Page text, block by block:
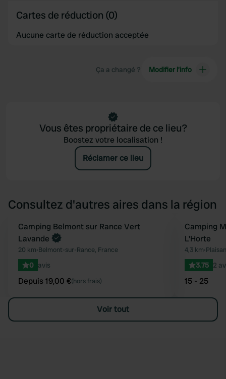
Cartes de réduction (0)
Aucune carte de réduction acceptée
Ça a changé ? Modifier l’info
Vous êtes propriétaire de ce lieu?
Boostez votre localisation !
Réclamer ce lieu
Consultez d'autres aires dans la région
Préféré
Reserve maintenant
Camping Belmont sur Rance Vert
Lavande
20 km•Belmont-sur-Rance, France
0 avis
Depuis 19,00 €(hors frais)
Camping
L'Horte
4,3 km•
3.75 2
15 - 25
Voir tout